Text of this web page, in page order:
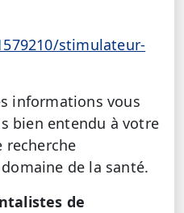
stimulateur-
informations vous
bien entendu à votre
de la santé.
de